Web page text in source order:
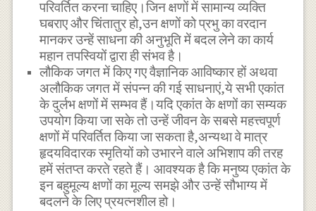
परिवर्तित करना चाहिए।जिन क्षणों में सामान्य व्यक्ति
घबराए और चिंतातुर हो,उन क्षणों को प्रभु का वरदान
मानकर उन्हें साधना की अनुभूति में बदल लेने का कार्य
महान तपस्वियों द्वारा ही संभव है।
लौकिक जगत में किए गए वैज्ञानिक आविष्कार हों अथवा
अलौकिक जगत में संपन्न की गई साधनाएं,ये सभी एकांत
के दुर्लभ क्षणों में सम्भव हैं।यदि एकांत के क्षणों का सम्यक
उपयोग किया जा सके तो उन्हें जीवन के सबसे महत्त्वपूर्ण
क्षणों में परिवर्तित किया जा सकता है,अन्यथा वे मात्र
हृदयविदारक स्मृतियों को उभारने वाले अभिशाप की तरह
हमें संतप्त करते रहते हैं। आवश्यक है कि मनुष्य एकांत के
इन बहुमूल्य क्षणों का मूल्य समझे और उन्हें सौभाग्य में
बदलने के लिए प्रयत्नशील हो।